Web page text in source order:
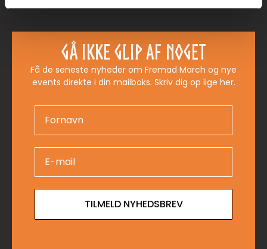
Gå ikke glip af noget
Få de seneste nyheder om Fremad March og nye
events direkte i din mailboks. Skriv dig op lige her.
TILMELD NYHEDSBREV